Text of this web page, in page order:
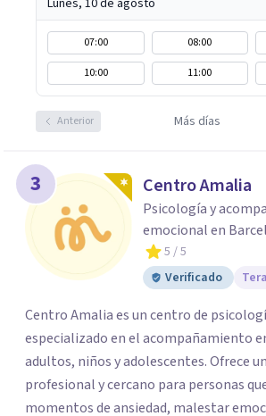
Lunes, 10 de agosto
07:00 08:00
10:00
11:00
Anterior Más días
3 Centro Amalia
Psicología y
emocional en
5 / 5
Verificado
Centro Amalia es un centro de
especializado en el acompañamiento
adultos, niños y adolescentes. Ofrece
profesional y cercano para personas
momentos de ansiedad, malestar